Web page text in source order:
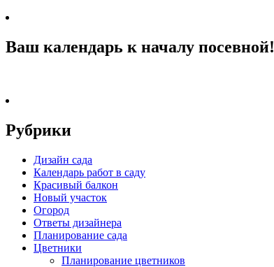
Ваш календарь к началу посевной!
Рубрики
Дизайн сада
Календарь работ в саду
Красивый балкон
Новый участок
Огород
Ответы дизайнера
Планирование сада
Цветники
Планирование цветников